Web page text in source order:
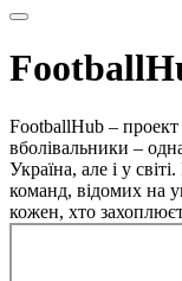
FootballHub –
вболівальники –
Україна, але і у
команд, відомих на
кожен, хто